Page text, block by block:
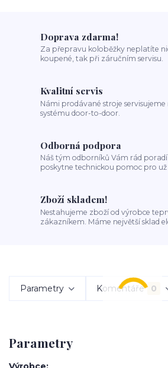
Doprava zdarma!
Za přepravu koloběžky neplatíte
koupené, tak při záručním servisu.
Kvalitní servis
Námi prodávané stroje servisujeme
systému door-to-door.
Odborná podpora
Náš tým odborníků Vám rád
poskytne technickou pomoc pro
Zboží skladem!
Nestahujeme zboží od výrobce
zákazníkem. Máme největší sklad
Parametry Komentáře 0
Parametry